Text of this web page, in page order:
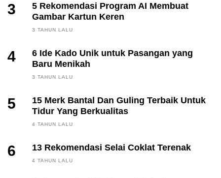
3
5 Rekomendasi Program AI Membuat
Gambar Kartun Keren
3 TAHUN LALU
4
6 Ide Kado Unik untuk Pasangan yang
Baru Menikah
3 TAHUN LALU
5
15 Merk Bantal Dan Guling Terbaik Untuk
Tidur Yang Berkualitas
4 TAHUN LALU
6 13 Rekomendasi Selai Coklat Terenak
4 TAHUN LALU